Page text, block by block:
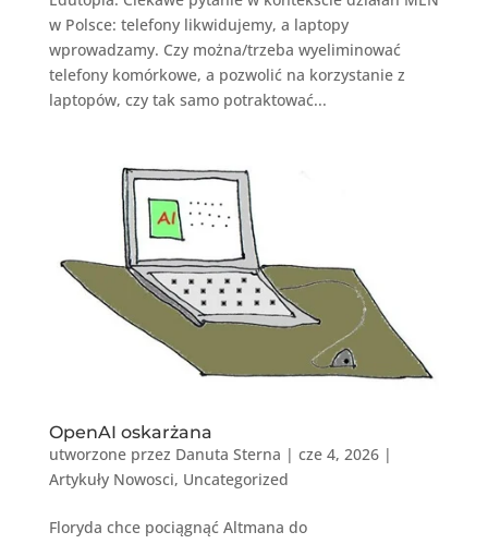
w Polsce: telefony likwidujemy, a laptopy
wprowadzamy. Czy można/trzeba wyeliminować
telefony komórkowe, a pozwolić na korzystanie z
laptopów, czy tak samo potraktować...
OpenAI oskarżana
utworzone przez Danuta Sterna | cze 4, 2026|
Artykuły Nowosci, Uncategorized
Floryda chce pociągnąć Altmana do